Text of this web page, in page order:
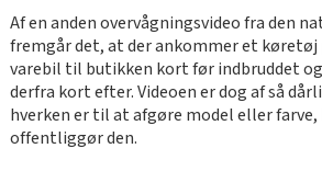
Af en anden overvågningsvideo fra den
fremgår det, at der ankommer et køretøj
varebil til butikken kort før indbruddet
derfra kort efter. Videoen er dog af så
hverken er til at afgøre model eller
offentliggør den.